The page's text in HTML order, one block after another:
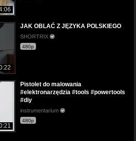
JAK OBLAĆ Z JĘZYKA POLSKIEGO
SHORTRIX
480p
Pistolet do malowania
#elektronarzędzia #tools #powertools
#diy
instrumentarium
480p